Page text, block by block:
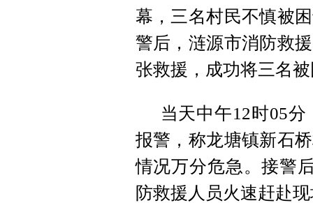
幕，三名村民不慎被
警后，涟源市消防救
张救援，成功将三名
当天中午12时05
报警，称龙塘镇新石
情况万分危急。接警
防救援人员火速赶赴